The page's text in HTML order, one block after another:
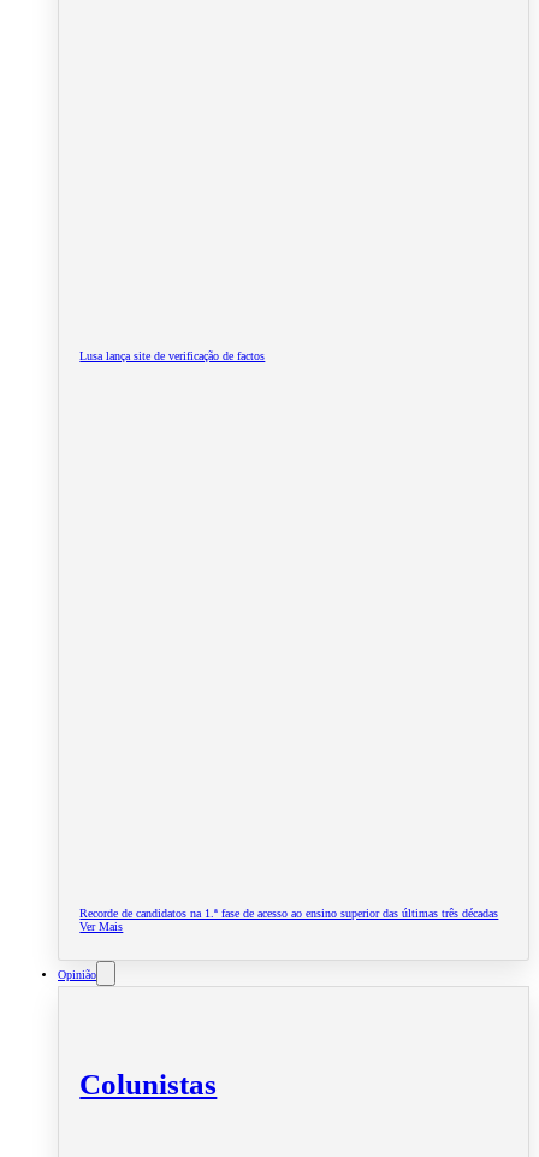
Lusa lança site de verificação de factos
Recorde de candidatos na 1.ª fase de acesso ao ensino superior das últimas três décadas
Ver Mais
Opinião
Colunistas